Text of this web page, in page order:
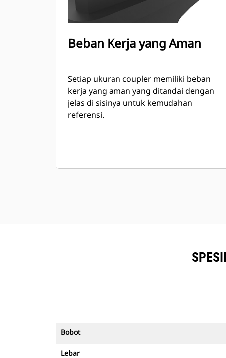
Beban Kerja yang Aman
Setiap ukuran coupler memiliki beban
kerja yang aman yang ditandai dengan
jelas di sisinya untuk kemudahan
referensi.
Bobot
Lebar